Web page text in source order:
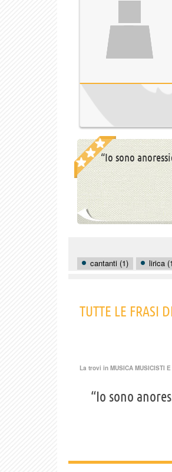
“Io sono
cantanti (1) lirica
TUTTE LE FRASI
La trovi in MUSICA MUSICISTI E
“Io sono